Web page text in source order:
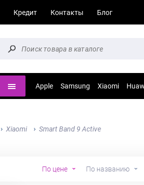
Кредит Контакты Блог
Apple Samsung Xiaomi
Xiaomi Smart Band 9 Active
По цене По названию